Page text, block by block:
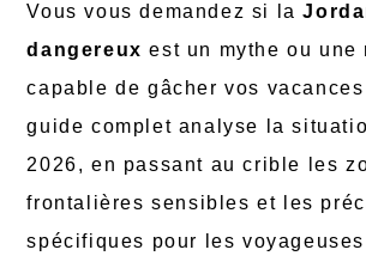
Vous vous demandez si la
dangereux est un mythe ou une
capable de gâcher vos
guide complet analyse la
2026, en passant au crible les
frontalières sensibles et les
spécifiques pour les